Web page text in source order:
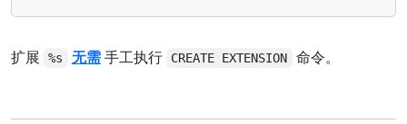
扩展 %s 无需手工执行 CREATE EXTENSION 命令。